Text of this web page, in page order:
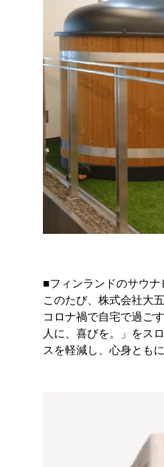
■フィンランドのサウナ
このたび、株式会社大
コロナ禍で自宅で過ご
人に、喜びを。」をス
スを軽減し、心身とも